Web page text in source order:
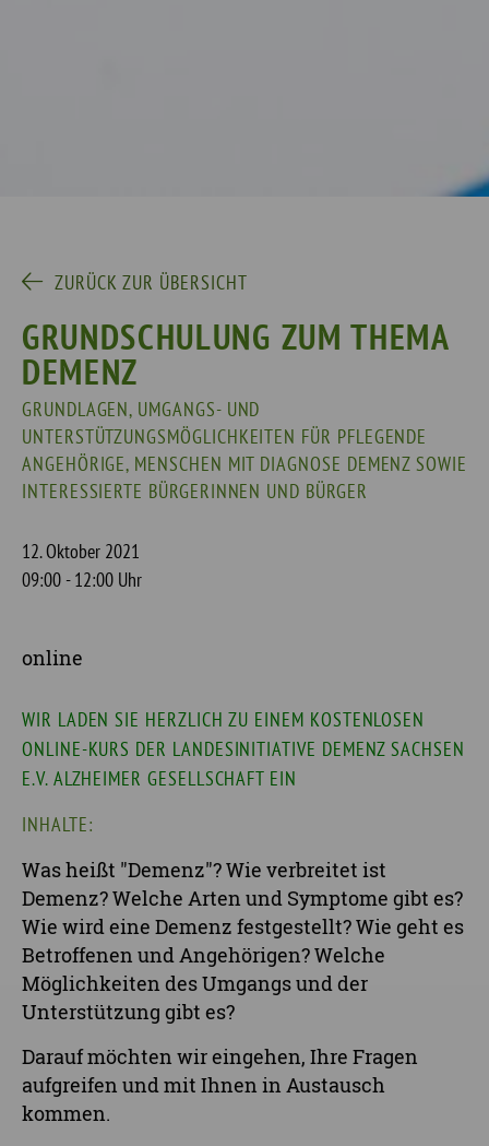
ZURÜCK ZUR ÜBERSICHT
GRUNDSCHULUNG ZUM THEMA
DEMENZ
GRUNDLAGEN, UMGANGS- UND
UNTERSTÜTZUNGSMÖGLICHKEITEN FÜR PFLEGENDE
ANGEHÖRIGE, MENSCHEN MIT DIAGNOSE DEMENZ SOWIE
INTERESSIERTE BÜRGERINNEN UND BÜRGER
12. Oktober 2021
09:00 - 12:00 Uhr
online
WIR LADEN SIE HERZLICH ZU EINEM KOSTENLOSEN
ONLINE-KURS DER LANDESINITIATIVE DEMENZ SACHSEN
E.V. ALZHEIMER GESELLSCHAFT EIN
INHALTE:
Was heißt "Demenz"? Wie verbreitet ist
Demenz? Welche Arten und Symptome gibt es?
Wie wird eine Demenz festgestellt? Wie geht es
Betroffenen und Angehörigen? Welche
Möglichkeiten des Umgangs und der
Unterstützung gibt es?
Darauf möchten wir eingehen, Ihre Fragen
aufgreifen und mit Ihnen in Austausch
kommen.